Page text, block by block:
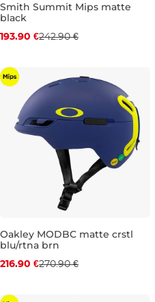
Zľava -20 %
Smith Summit Mips matte
black
193.90 €242.90 €
Zľava -20 %
Oakley MODBC matte crstl
blu/rtna brn
216.90 €270.90 €